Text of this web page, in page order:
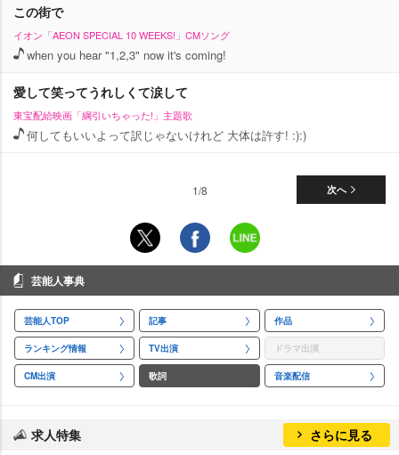
この街で
イオン「AEON SPECIAL 10 WEEKS!」CMソング
when you hear "1,2,3" now it's coming!
愛して笑ってうれしくて涙して
東宝配給映画「綱引いちゃった!」主題歌
何してもいいよって訳じゃないけれど 大体は許す! :):)
次へ
1/8
芸能人事典
芸能人TOP 記事 作品
ランキング情報 TV出演 ドラマ出演
CM出演 歌詞 音楽配信
求人特集 さらに見る